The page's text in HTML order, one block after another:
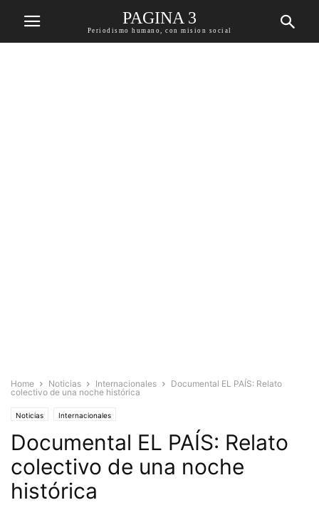
PAGINA 3
Periodismo humano, con mision social
Home Noticias Internacionales
Documental EL PAÍS: Relato
colectivo de una noche histórica
Noticias Internacionales
Documental EL PAÍS: Relato
colectivo de una noche
histórica